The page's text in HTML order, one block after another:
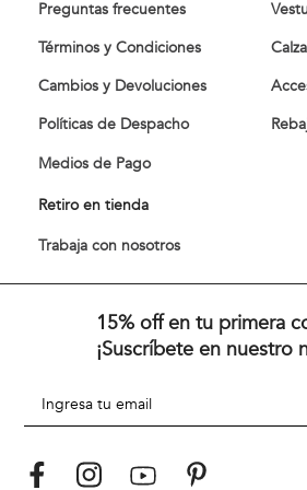
Preguntas frecuentes
Términos y Condiciones
Cambios y Devoluciones
Políticas de Despacho
Medios de Pago
Retiro en tienda
Trabaja con nosotros
15% off en tu primera
¡Suscríbete en nuestro